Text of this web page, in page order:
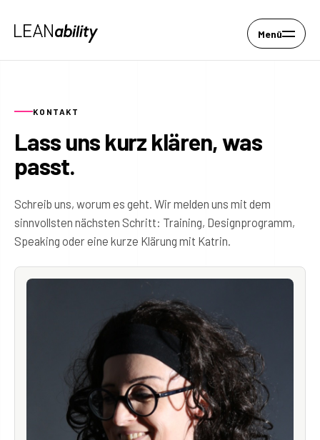
Menü
KONTAKT
Lass uns kurz klären, was
passt.
Schreib uns, worum es geht. Wir melden uns mit dem
sinnvollsten nächsten Schritt: Training, Designprogramm,
Speaking oder eine kurze Klärung mit Katrin.